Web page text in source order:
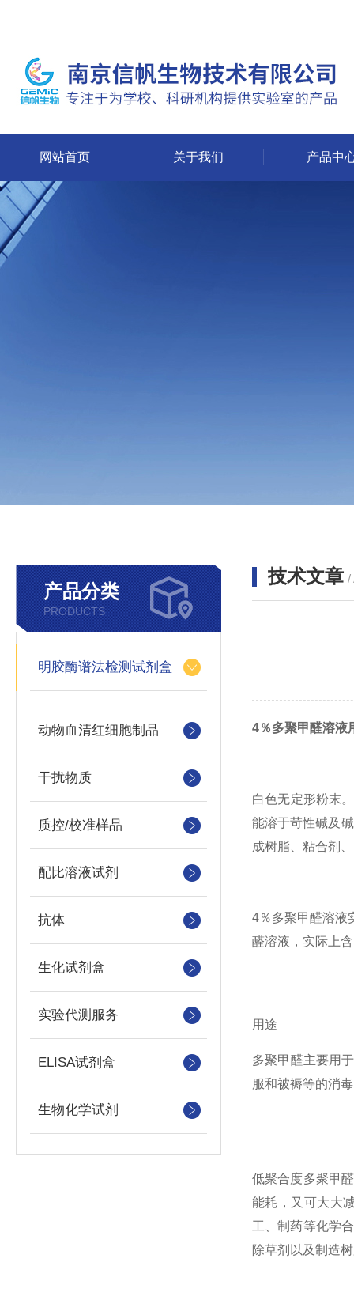
网站首页 关于我们 产品中
产品分类
PRODUCTS
明胶酶谱法检测试剂盒
动物血清红细胞制品
干扰物质
质控/校准样品
配比溶液试剂
抗体
生化试剂盒
实验代测服务
ELISA试剂盒
生物化学试剂
技术文章 /
4％多聚甲醛溶液
白色无定形粉末
能溶于苛性碱及
成树脂、粘合剂
4％多聚甲醛溶液
醛溶液，实际上
用途
多聚甲醛主要用
服和被褥等的消
低聚合度多聚甲
能耗，又可大大
工、制药等化学
除草剂以及制造